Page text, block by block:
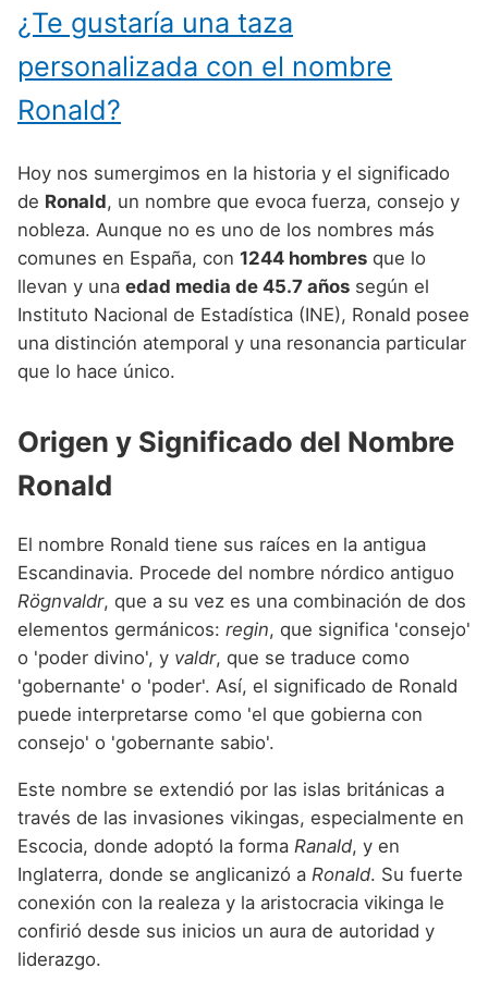
Nombres de niño que empiezan por I
Nombres de niño que empiezan por J
Nombres de niño que empiezan por K
Nombres de niño que empiezan por M
Nombres de niño que empiezan por N
Nombres de niño que empiezan por O
Nombres de niño que empiezan por P
Nombres de niño que empiezan por Q
Nombres de niño que empiezan por S
Nombres de niño que empiezan por T
Nombres de niño que empiezan por V
Nombres de niño que empiezan por W
Nombres de niño que empiezan por X
Nombres de niño que empiezan por Y
Nombres de niño que empiezan por Z
Nombres de Niño Catalanes
Nombres de Niño Extremeños
Nombres de Niño Murcianos
Nombres de Niño Navarros
Nombres de Niño Riojanos
Nombres de Niño Valencianos
Nombres de Niño Vascos
Nombres de Niño Vikingos
Nombres de Niño Hispanoamericanos
Nombres de Niño Ingleses
Nombres de Niño Judíos
Nombres de Niño Marroquíes
Nombres de Niño Portugueses
Nombres de Niño Rumanos
Nombres de Niño Rusos
¿Te gustaría una taza
personalizada con el nombre
Ronald?
Hoy nos sumergimos en la historia y el significado
de Ronald, un nombre que evoca fuerza, consejo y
nobleza. Aunque no es uno de los nombres más
comunes en España, con 1244 hombres que lo
llevan y una edad media de 45.7 años según el
Instituto Nacional de Estadística (INE), Ronald posee
una distinción atemporal y una resonancia particular
que lo hace único.
Origen y Significado del Nombre
Ronald
El nombre Ronald tiene sus raíces en la antigua
Escandinavia. Procede del nombre nórdico antiguo
Rögnvaldr, que a su vez es una combinación de dos
elementos germánicos: regin, que significa 'consejo'
o 'poder divino', y valdr, que se traduce como
'gobernante' o 'poder'. Así, el significado de Ronald
puede interpretarse como 'el que gobierna con
consejo' o 'gobernante sabio'.
Este nombre se extendió por las islas británicas a
través de las invasiones vikingas, especialmente en
Escocia, donde adoptó la forma Ranald, y en
Inglaterra, donde se anglicanizó a Ronald. Su fuerte
conexión con la realeza y la aristocracia vikinga le
confirió desde sus inicios un aura de autoridad y
liderazgo.